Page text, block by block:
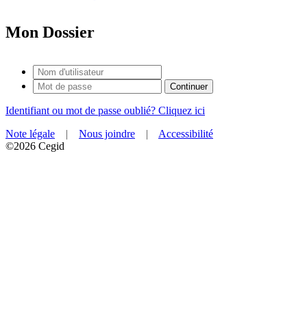
Mon Dossier
Identifiant ou mot de passe oublié? Cliquez ici
Note légale
| Nous joindre |
Accessibilité
©2026 Cegid